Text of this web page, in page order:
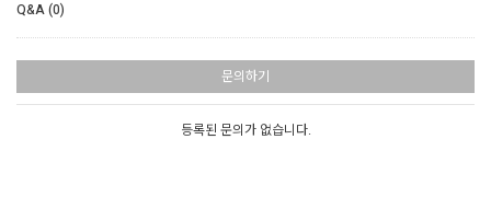
Q&A (0)
문의하기
등록된 문의가 없습니다.